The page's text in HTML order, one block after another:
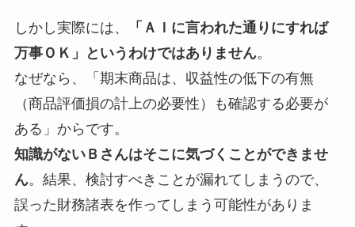
しかし実際には、
「ＡＩに言われた通りにすれば
万事ＯＫ」というわけではありません。
なぜなら、「期末商品は、収益性の低下の有無
（商品評価損の計上の必要性）も確認する必要が
ある」からです。
知識がないＢさんはそこに気づくことができませ
ん。結果、検討すべきことが漏れてしまうので、
誤った財務諸表を作ってしまう可能性がありま